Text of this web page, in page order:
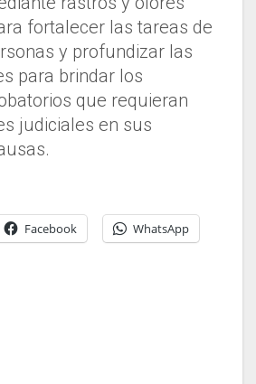
fortalecer las tareas de
y profundizar las
para brindar los
que requieran
judiciales en sus
Facebook WhatsApp